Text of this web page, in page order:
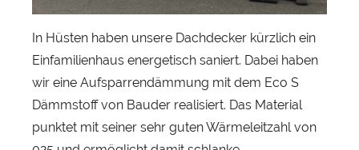
r
b
s
In Hüsten haben unsere Dachdecker kürzlich ein
Einfamilienhaus energetisch saniert. Dabei haben
wir eine Aufsparrendämmung mit dem Eco S
Dämmstoff von Bauder realisiert. Das Material
punktet mit seiner sehr guten Wärmeleitzahl von